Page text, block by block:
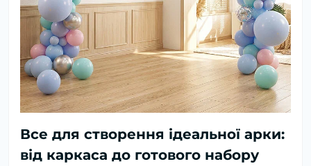
Все для створення ідеальної арки:
від каркаса до готового набору